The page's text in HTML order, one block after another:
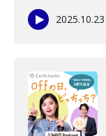
2025.10.23